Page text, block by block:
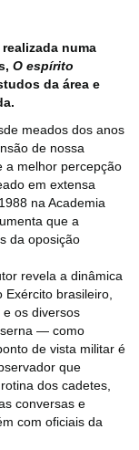
numa
O espírito
da área e
meados dos anos
de nossa
a melhor percepção
em extensa
na Academia
que a
da oposição
revela a dinâmica
brasileiro,
os diversos
― como
de vista militar é
que
dos cadetes,
conversas e
com oficiais da